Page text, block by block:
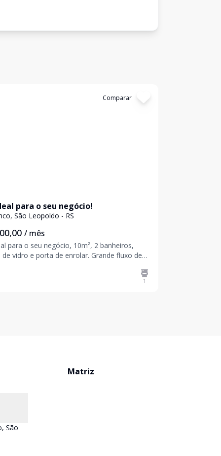
Comparar
para o seu negócio!
São Leopoldo - RS
/ mês
para o seu negócio, 10m², 2 banheiros,
enrolar. Grande fluxo de
Valores sujeitos a alteração sem aviso
1
São
Matriz